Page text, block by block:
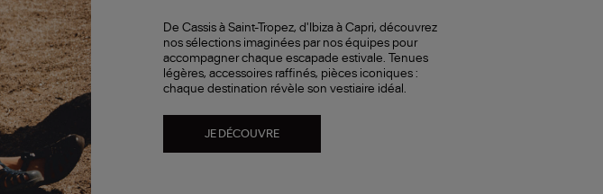
De Cassis à Saint-Tropez, d'Ibiza à Capri, découvrez
nos sélections imaginées par nos équipes pour
accompagner chaque escapade estivale. Tenues
légères, accessoires raffinés, pièces iconiques :
chaque destination révèle son vestiaire idéal.
JE DÉCOUVRE